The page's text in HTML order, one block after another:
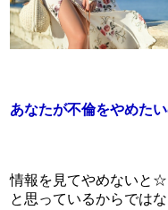
あなたが不倫をやめた
情報を見てやめないと☆
と思っているからでは